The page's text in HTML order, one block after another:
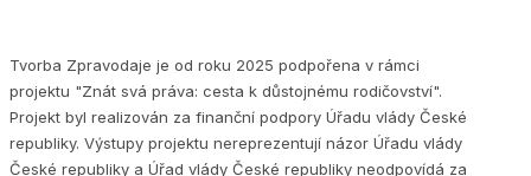
Tvorba Zpravodaje je od roku 2025 podpořena v rámci
projektu "Znát svá práva: cesta k důstojnému rodičovství".
Projekt byl realizován za finanční podpory Úřadu vlády České
republiky. Výstupy projektu nereprezentují názor Úřadu vlády
České republiky a Úřad vlády České republiky neodpovídá za